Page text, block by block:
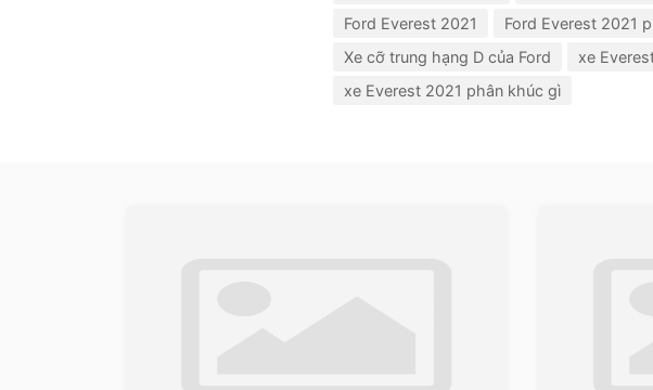
Ford Everest 2021
Ford Everest 2021
Xe cỡ trung hạng D của Ford
xe
xe Everest 2021 phân khúc gì